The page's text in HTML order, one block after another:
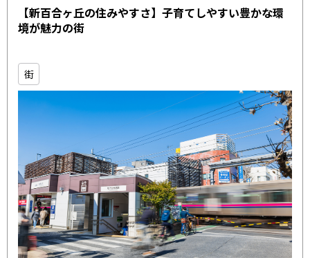
【新百合ヶ丘の住みやすさ】子育てしやすい豊かな環
境が魅力の街
街